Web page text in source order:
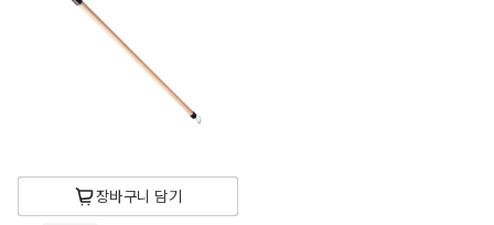
장바구니 담기